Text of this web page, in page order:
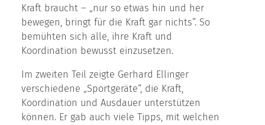
Kraft braucht – „nur so etwas hin und her
bewegen, bringt für die Kraft gar nichts“. So
bemühten sich alle, ihre Kraft und
Koordination bewusst einzusetzen.
Im zweiten Teil zeigte Gerhard Ellinger
verschiedene „Sportgeräte“, die Kraft,
Koordination und Ausdauer unterstützen
können. Er gab auch viele Tipps, mit welchen